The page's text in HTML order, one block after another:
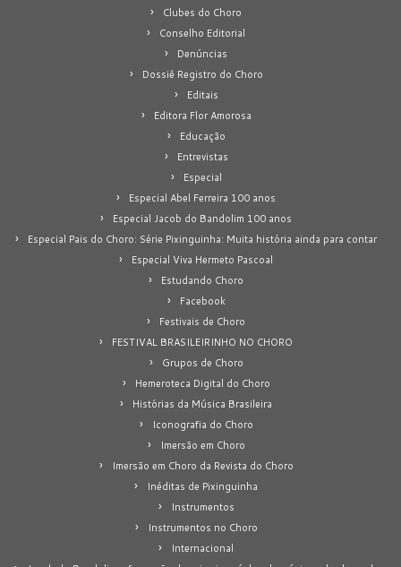
Clubes do Choro
Conselho Editorial
Denúncias
Dossiê Registro do Choro
Editais
Editora Flor Amorosa
Educação
Entrevistas
Especial
Especial Abel Ferreira 100 anos
Especial Jacob do Bandolim 100 anos
Especial Pais do Choro: Série Pixinguinha: Muita história ainda para contar
Especial Viva Hermeto Pascoal
Estudando Choro
Facebook
Festivais de Choro
FESTIVAL BRASILEIRINHO NO CHORO
Grupos de Choro
Hemeroteca Digital do Choro
Histórias da Música Brasileira
Iconografia do Choro
Imersão em Choro
Imersão em Choro da Revista do Choro
Inéditas de Pixinguinha
Instrumentos
Instrumentos no Choro
Internacional